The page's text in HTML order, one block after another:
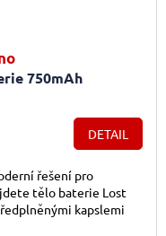
750mAh
hvězdiček.
DETAIL
řešení pro
tělo baterie Lost
kapslemi